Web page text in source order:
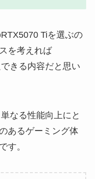
Tiを選ぶの
を考えれば
きる内容だと思い
なる性能向上にと
あるゲーミング体
す。